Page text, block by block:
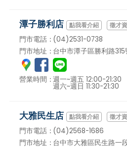
潭子勝利店 徵才
門市電話：(04)2531-0738
門市地址：台中市潭子區勝利路315
營業時間：週一~週五 12:00-21:30
週六~週日 11:30-21:30
大雅民生店 徵才
門市電話：(04)2568-1686
門市地址：台中市大雅區民生路一